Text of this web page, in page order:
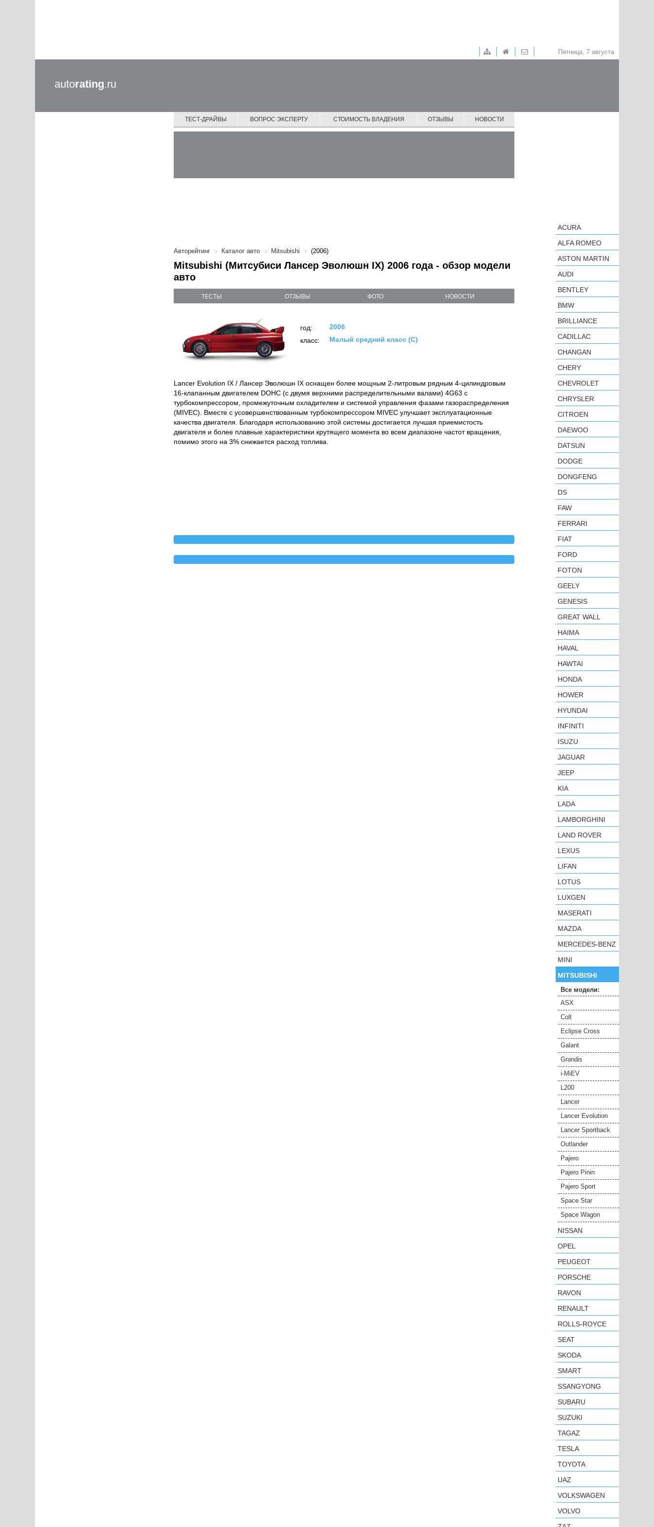
Пятница, 7 августа
autorating.ru
ТЕСТ-ДРАЙВЫ ВОПРОС ЭКСПЕРТУ СТОИМОСТЬ ВЛАДЕНИЯ ОТЗЫВЫ НОВОСТИ
Авторейтинг Каталог авто Mitsubishi (2006)
Mitsubishi (Митсубиси Лансер Эволюшн IХ) 2006 года - обзор модели
авто
ТЕСТЫ ОТЗЫВЫ ФОТО НОВОСТИ
год:
2006
класс:
Малый средний класс (C)
Lancer Evolution IX / Лансер Эволюшн IX оснащен более мощным 2-литровым рядным 4-цилиндровым
16-клапанным двигателем DOHC (с двумя верхними распределительными валами) 4G63 с
турбокомпрессором, промежуточным охладителем и системой управления фазами газораспределения
(MIVEC). Вместе с усовершенствованным турбокомпрессором MIVEC улучшает эксплуатационные
качества двигателя. Благодаря использованию этой системы достигается лучшая приемистость
двигателя и более плавные характеристики крутящего момента во всем диапазоне частот вращения,
помимо этого на 3% снижается расход топлива.
ACURA
ALFA ROMEO
ASTON MARTIN
AUDI
BENTLEY
BMW
BRILLIANCE
CADILLAC
CHANGAN
CHERY
CHEVROLET
CHRYSLER
CITROEN
DAEWOO
DATSUN
DODGE
DONGFENG
DS
FAW
FERRARI
FIAT
FORD
FOTON
GEELY
GENESIS
GREAT WALL
HAIMA
HAVAL
HAWTAI
HONDA
HOWER
HYUNDAI
INFINITI
ISUZU
JAGUAR
JEEP
KIA
LADA
LAMBORGHINI
LAND ROVER
LEXUS
LIFAN
LOTUS
LUXGEN
MASERATI
MAZDA
MERCEDES-BENZ
MINI
MITSUBISHI
Все модели:
ASX
Colt
Eclipse Cross
Galant
Grandis
i-MiEV
L200
Lancer
Lancer Evolution
Lancer Sportback
Outlander
Pajero
Pajero Pinin
Pajero Sport
Space Star
Space Wagon
NISSAN
OPEL
PEUGEOT
PORSCHE
RAVON
RENAULT
ROLLS-ROYCE
SEAT
SKODA
SMART
SSANGYONG
SUBARU
SUZUKI
TAGAZ
TESLA
TOYOTA
UAZ
VOLKSWAGEN
VOLVO